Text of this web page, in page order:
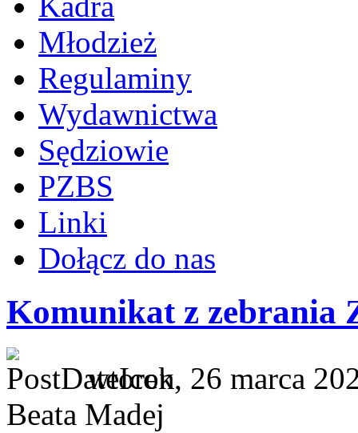
Młodzież
Regulaminy
Wydawnictwa
Sędziowie
PZBS
Linki
Dołącz do nas
Komunikat z zebrania
wtorek, 26 marca
Beata Madej